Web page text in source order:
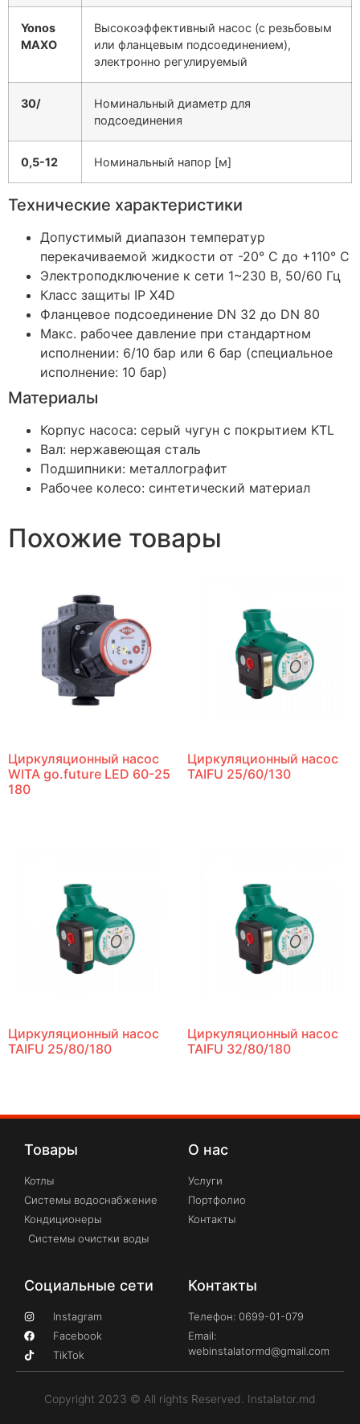
Yonos
MAXO
Высокоэффективный насос (с резьбовым
или фланцевым подсоединением),
электронно регулируемый
30/
Номинальный диаметр для
подсоединения
0,5-12 Номинальный напор [м]
Технические характеристики
Допустимый диапазон температур
перекачиваемой жидкости от -20° C до +110° C
Электроподключение к сети 1~230 В, 50/60 Гц
Класс защиты IP X4D
Фланцевое подсоединение DN 32 до DN 80
Макс. рабочее давление при стандартном
исполнении: 6/10 бар или 6 бар (специальное
исполнение: 10 бар)
Материалы
Корпус насоса: серый чугун с покрытием KTL
Вал: нержавеющая сталь
Подшипники: металлографит
Рабочее колесо: синтетический материал
Похожие товары
Циркуляционный насос
WITA go.future LED 60-25
180
Циркуляционный насос
TAIFU 25/60/130
Циркуляционный насос
TAIFU 25/80/180
Циркуляционный насос
TAIFU 32/80/180
Товары
Котлы
Системы водоснабжение
Кондиционеры
Системы очистки воды
О нас
Услуги
Портфолио
Контакты
Социальные сети
Instagram
Facebook
TikTok
Контакты
Телефон: 0699-01-079
Email:
webinstalatormd@gmail.com
Copyright 2023 © All rights Reserved. Instalator.md